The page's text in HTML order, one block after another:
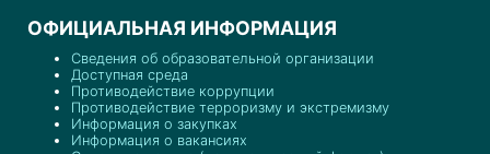
ОФИЦИАЛЬНАЯ ИНФОРМАЦИЯ
Сведения об образовательной организации
Доступная среда
Противодействие коррупции
Противодействие терроризму и экстремизму
Информация о закупках
Информация о вакансиях